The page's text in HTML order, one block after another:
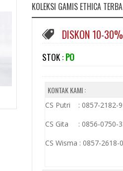
KOLEKSI GAMIS ETHICA
DISKON 10-30%
STOK : PO
KONTAK KAMI :
CS Putri : 0857-2182-
CS Gita : 0856-0750-
CS Wisma : 0857-2618-